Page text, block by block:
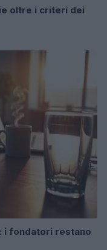
oltre i criteri dei
i fondatori restano